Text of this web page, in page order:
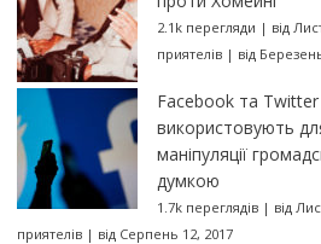
2.1k перегляди | від
приятелів| від
Facebook та Twitter
використовують
маніпуляції
думкою
1.7k переглядів| від
приятелів| від Серпень 12, 2017